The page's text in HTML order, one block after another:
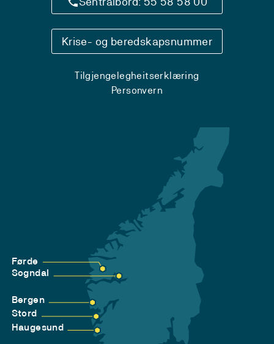
Krise- og beredskapsnummer
Tilgjengelegheitserklæring
Personvern
Førde
Sogndal
Bergen
Stord
Haugesund